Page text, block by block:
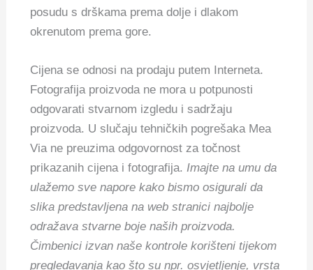
posudu s drškama prema dolje i dlakom
okrenutom prema gore.
Cijena se odnosi na prodaju putem Interneta.
Fotografija proizvoda ne mora u potpunosti
odgovarati stvarnom izgledu i sadržaju
proizvoda. U slučaju tehničkih pogrešaka Mea
Via ne preuzima odgovornost za točnost
prikazanih cijena i fotografija.Imajte na umu da
ulažemo sve napore kako bismo osigurali da
slika predstavljena na web stranici najbolje
odražava stvarne boje naših proizvoda.
Čimbenici izvan naše kontrole korišteni tijekom
pregledavanja kao što su npr. osvjetljenje, vrsta